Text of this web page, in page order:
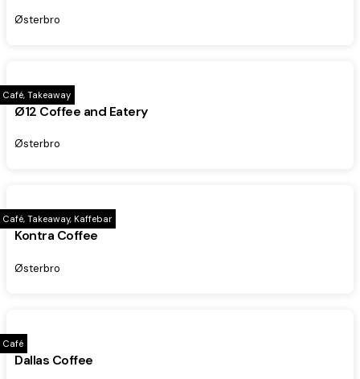
Østerbro
Café, Takeaway
Ø12 Coffee and Eatery
Østerbro
Café, Takeaway, Kaffebar
Kontra Coffee
Østerbro
Café
Dallas Coffee